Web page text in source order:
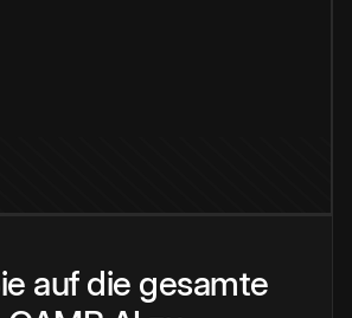
auf die gesamte